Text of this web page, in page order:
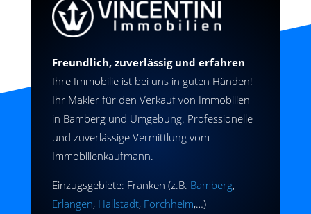
Freundlich, zuverlässig und erfahren –
Ihre Immobilie ist bei uns in guten Händen!
Ihr Makler für den Verkauf von Immobilien
in Bamberg und Umgebung. Professionelle
und zuverlässige Vermittlung vom
Immobilienkaufmann.
Einzugsgebiete: Franken (z.B. Bamberg,
Erlangen, Hallstadt, Forchheim,…)